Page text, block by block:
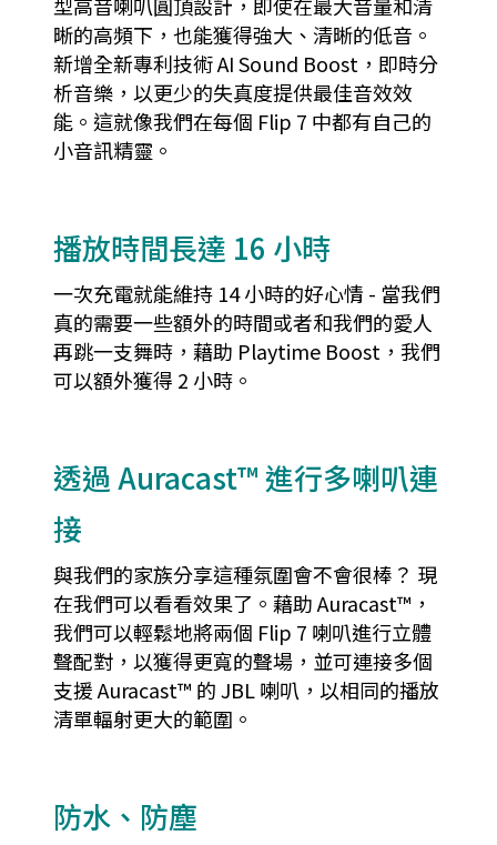
晰的高頻下，也能獲得強大、清晰的低音。
新增全新專利技術 AI Sound Boost，即時分
析音樂，以更少的失真度提供最佳音效效
能。這就像我們在每個 Flip 7 中都有自己的
小音訊精靈。
播放時間長達 16 小時
一次充電就能維持 14 小時的好心情 - 當我們
真的需要一些額外的時間或者和我們的愛人
再跳一支舞時，藉助 Playtime Boost，我們
可以額外獲得 2 小時。
透過 Auracast™ 進行多喇叭連
接
與我們的家族分享這種氛圍會不會很棒？ 現
在我們可以看看效果了。藉助 Auracast™，
我們可以輕鬆地將兩個 Flip 7 喇叭進行立體
聲配對，以獲得更寬的聲場，並可連接多個
支援 Auracast™ 的 JBL 喇叭，以相同的播放
清單輻射更大的範圍。
防水、防塵